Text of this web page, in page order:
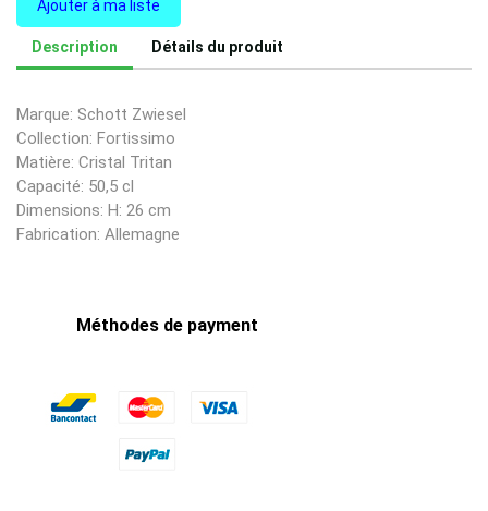
Ajouter à ma liste
Description Détails du produit
Marque: Schott Zwiesel
Collection: Fortissimo
Matière: Cristal Tritan
Capacité: 50,5 cl
Dimensions: H: 26 cm
Fabrication: Allemagne
Méthodes de payment